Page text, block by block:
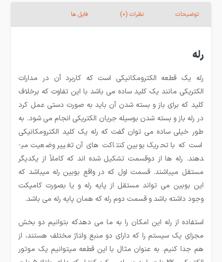
توضیحات نظرات (0) فایل ها
رله
رله یک قطعه الکترومکانیکی است که کاربرد آن در مدارات
الکتریکی مانند یک کلید ساده می باشد با این تفاوت که برخلاف
کلید که برای باز و بسته شدن آن باید به صورت دستی عمل کرد
در رله باز و بسته شدن بوسیله جریان الکتریکی انجام می شود. به
طور خیلی ساده می ­توان گفت که رله یک کلید الکترومکانیکی
است که با تحریک بوبین کنتاکت های آن تغییر وضعیت می­
دهند. رله ها از دوقسمت تشکیل شده ­اند که کاملاً از یکدیگر
مستقل می­باشند. قسمت اول که در واقع بوبین رله می­باشد که
این بوبین می تواند مستقل از پایه رله و یا بصورت کامپکت
وجود داشته باشد و قسمت دوم رله که همان پایه رله می ­باشد.
استفاده از رله این امکان را به ما می دهدکه بتوانیم دو بخش
مجزای یک سیستم را که دارای دو منبع ولتاژ مختلف هستند، از
هم جدا کنیم. به عنوان مثال با این قطعه میتوانیم یک موتور